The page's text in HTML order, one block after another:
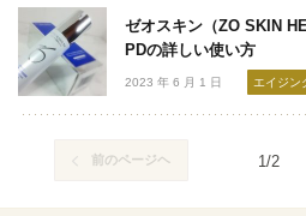
ゼオスキン（ZO SKIN
PDの詳しい使い方
2023 年 6 月 1 日 エイジン
前のページヘ 1/2